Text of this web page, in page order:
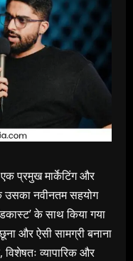
प्रमुख मार्केटिंग और
उसका नवीनतम सहयोग
के साथ किया गया
और ऐसी सामग्री बनाना
विशेषतः व्यापारिक और